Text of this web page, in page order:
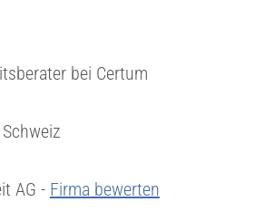
bei Certum
AG - Firma bewerten